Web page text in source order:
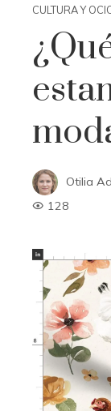
CULTURA Y
Otilia
128